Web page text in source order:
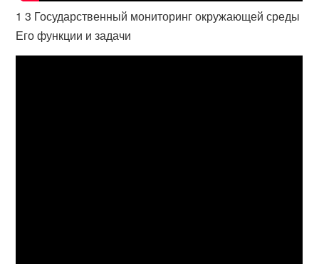
1 3 Государственный мониторинг окружающей среды
Его функции и задачи